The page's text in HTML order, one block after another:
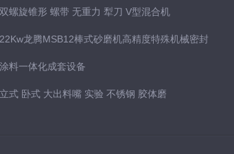
双螺旋锥形 螺带 无重力 犁刀 V型混合机
22Kw龙腾MSB12棒式砂磨机高精度特殊机械密封
涂料一体化成套设备
立式 卧式 大出料嘴 实验 不锈钢 胶体磨